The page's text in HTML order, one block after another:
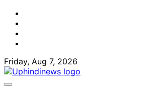
Skip
content
Friday, Aug 7, 2026